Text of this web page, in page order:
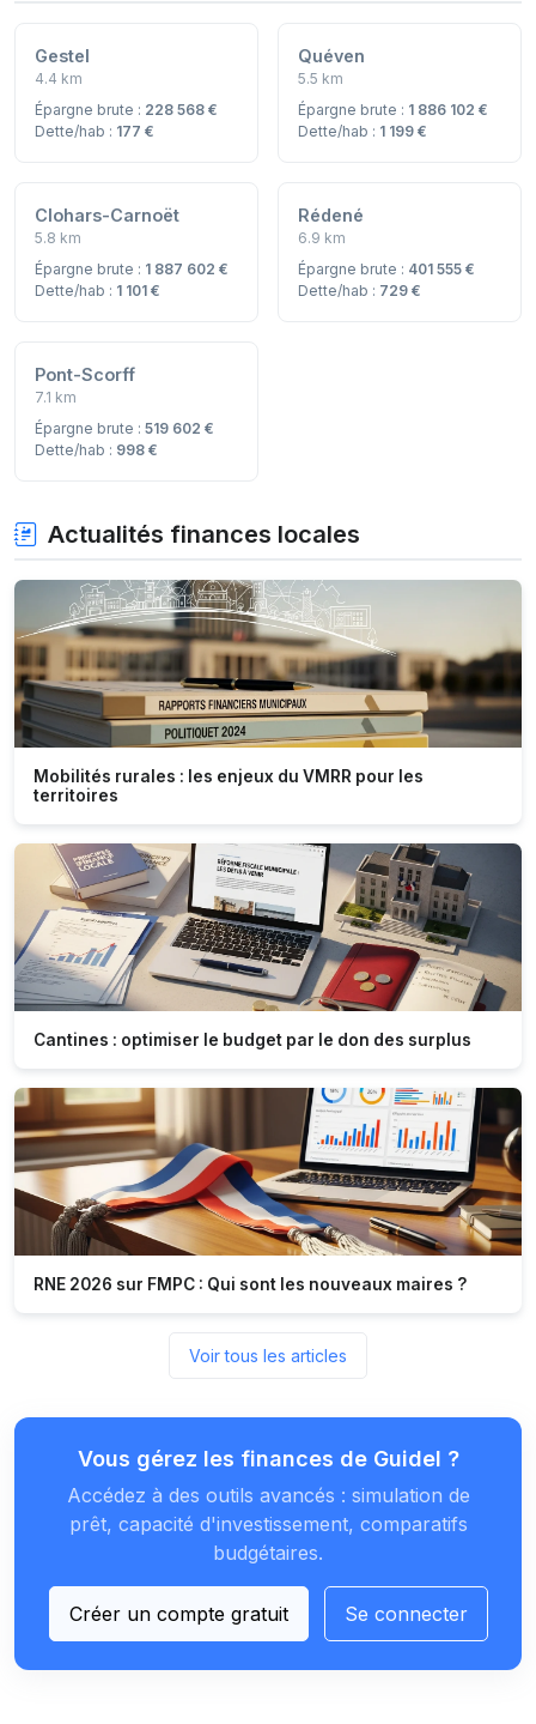
Gestel
4.4 km
Épargne brute : 228 568 €
Dette/hab : 177 €
Quéven
5.5 km
Épargne brute : 1 886 102 €
Dette/hab : 1 199 €
Clohars-Carnoët
5.8 km
Épargne brute : 1 887 602 €
Dette/hab : 1 101 €
Rédené
6.9 km
Épargne brute : 401 555 €
Dette/hab : 729 €
Pont-Scorff
7.1 km
Épargne brute : 519 602 €
Dette/hab : 998 €
Actualités finances locales
Mobilités rurales : les enjeux du VMRR pour les
territoires
Cantines : optimiser le budget par le don des surplus
RNE 2026 sur FMPC : Qui sont les nouveaux maires ?
Voir tous les articles
Vous gérez les finances de Guidel ?
Accédez à des outils avancés : simulation de
prêt, capacité d'investissement, comparatifs
budgétaires.
Créer un compte gratuit Se connecter